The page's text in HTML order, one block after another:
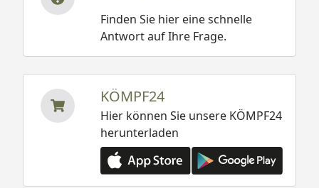
Finden Sie hier eine schnelle
Antwort auf Ihre Frage.
KÖMPF24
Hier können Sie unsere KÖMPF24
herunterladen